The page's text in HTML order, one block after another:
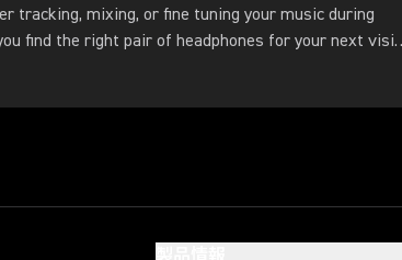
tracking, mixing, or fine tuning your music during
find the right pair of headphones for your next visit